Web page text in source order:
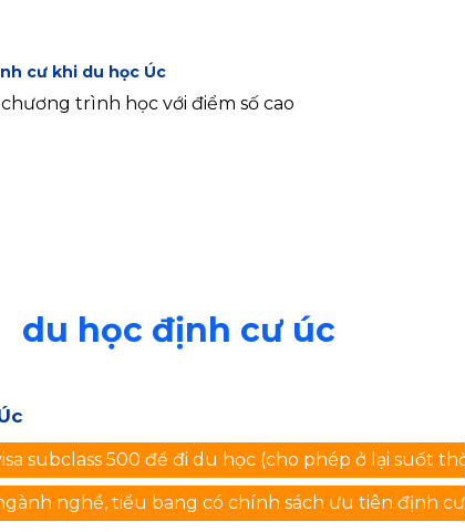
du học định cư úc
subclass 500 để đi du học (cho phép ở lại suốt
nghề, tiểu bang có chính sách ưu tiên định cư
cư khi du học Úc
trình học với điểm số cao